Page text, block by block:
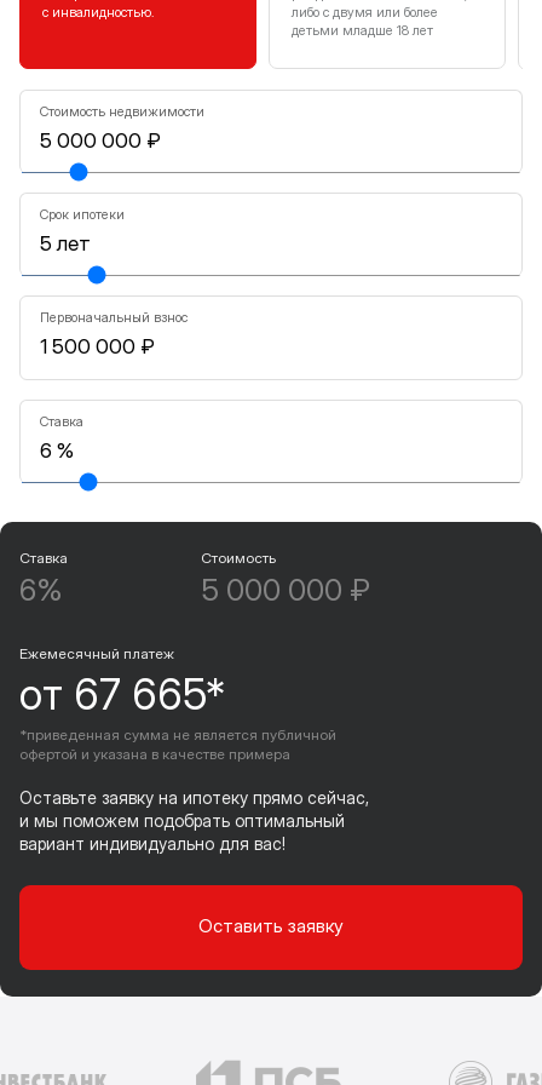
с инвалидностью.
либо с двумя или более
детьми младше 18 лет
Стоимость недвижимости
Срок ипотеки
Первоначальный взнос
Ставка
Ставка
6%
Стоимость
5 000 000 ₽
Ежемесячный платеж
от 67 665*
*приведенная сумма не является публичной
офертой и указана в качестве примера
Оставьте заявку на ипотеку прямо сейчас,
и мы поможем подобрать оптимальный
вариант индивидуально для вас!
Оставить заявку